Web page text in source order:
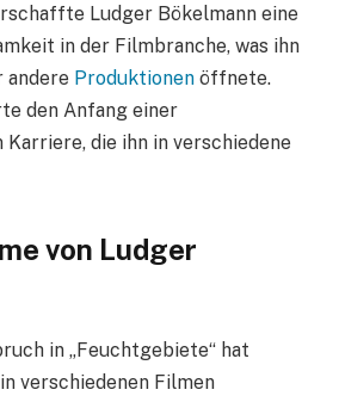
Ludger Bökelmann eine
in der Filmbranche, was ihn
andere Produktionen öffnete.
den Anfang einer
die ihn in verschiedene
von Ludger
in „Feuchtgebiete“ hat
in verschiedenen Filmen